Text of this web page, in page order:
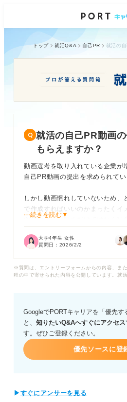
トップ 就活Q&A 自己PR
就活の自己PR動画
もらえますか？
動画選考を取り入れている企業が
自己PR動画の提出を求められてい
しかし動画慣れしていないため、
で作成すればいいのかまったくイ
面接のように話すだけではなく視
⋯続きを読む▼
大学4年生 女性
質問日： 2026/2/2
※質問は、エントリーフォームからの内容、ま
程の中で寄せられた内容を公開しています。就
GoogleでPORTキャリアを「優先す
と、 知りたいQ&Aへすぐにアクセス
す。ぜひご登録ください。
優先ソースに登
▶ すぐにアンサーを見る